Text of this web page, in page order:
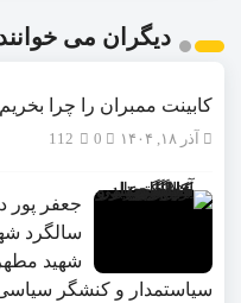
دیگران می
کابینت ممبران را چرا
آذر ۱۸, ۱۴۰۴ 112
جعفر
سالگرد
شهید
سیاستمدار و کنشگر سیاسی